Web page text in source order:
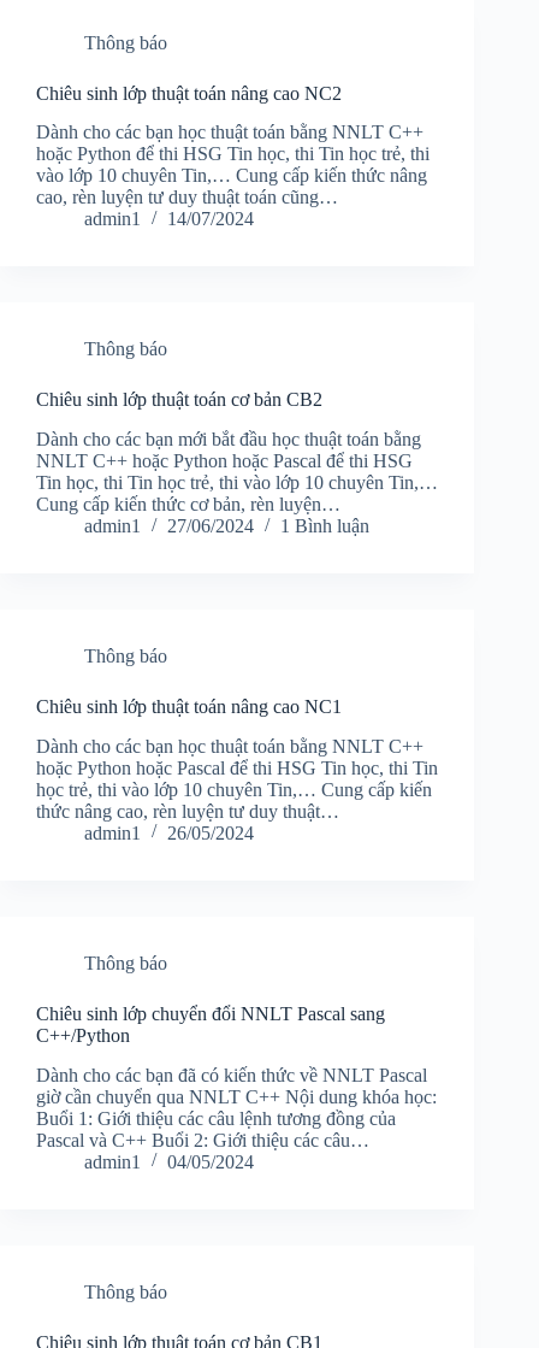
Thông báo
Chiêu sinh lớp thuật toán nâng cao NC2
Dành cho các bạn học thuật toán bằng NNLT C++
hoặc Python để thi HSG Tin học, thi Tin học trẻ, thi
vào lớp 10 chuyên Tin,… Cung cấp kiến thức nâng
cao, rèn luyện tư duy thuật toán cũng…
admin1
14/07/2024
Thông báo
Chiêu sinh lớp thuật toán cơ bản CB2
Dành cho các bạn mới bắt đầu học thuật toán bằng
NNLT C++ hoặc Python hoặc Pascal để thi HSG
Tin học, thi Tin học trẻ, thi vào lớp 10 chuyên Tin,…
Cung cấp kiến thức cơ bản, rèn luyện…
admin1
27/06/2024 1 Bình luận
Thông báo
Chiêu sinh lớp thuật toán nâng cao NC1
Dành cho các bạn học thuật toán bằng NNLT C++
hoặc Python hoặc Pascal để thi HSG Tin học, thi Tin
học trẻ, thi vào lớp 10 chuyên Tin,… Cung cấp kiến
thức nâng cao, rèn luyện tư duy thuật…
admin1
26/05/2024
Thông báo
Chiêu sinh lớp chuyển đổi NNLT Pascal sang
C++/Python
Dành cho các bạn đã có kiến thức về NNLT Pascal
giờ cần chuyển qua NNLT C++ Nội dung khóa học:
Buổi 1: Giới thiệu các câu lệnh tương đồng của
Pascal và C++ Buổi 2: Giới thiệu các câu…
admin1
04/05/2024
Thông báo
Chiêu sinh lớp thuật toán cơ bản CB1